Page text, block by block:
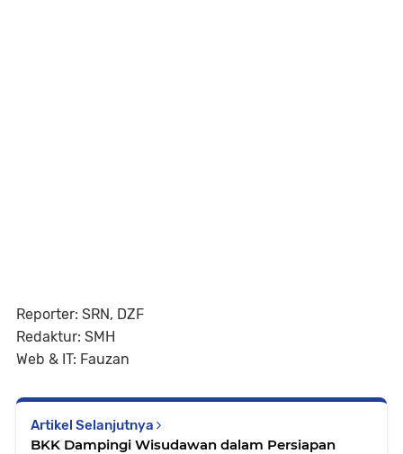
Reporter: SRN, DZF
Redaktur: SMH
Web & IT: Fauzan
Artikel Selanjutnya
BKK Dampingi Wisudawan dalam Persiapan